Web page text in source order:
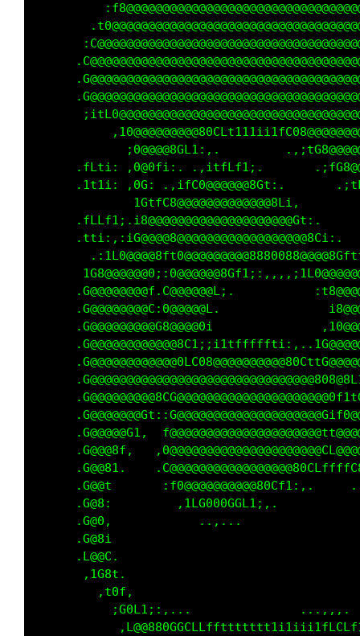
;0@@@@8GL1:,.
.fLti: ,0@0fi:. .,itfLf1;.
.1t1i: ,0G: .,ifC0@@@@@@8Gt:.
1GtfC8@@@@@@@@@@@@@8Li,
.fLLf1;.i8@@@@@@@@@@@@@@@@@@@@Gt:.
.G@@@@@@@@f.C@@@@@@L;.
.G@@@@@@@@C:0@@@@@L.
.G@@@@@@@@@G8@@@@0i
.G@@@@@G1,
.G@@@8f,
.G@@81.
.G@@t       :f0@@@@@@@@@@80Cf1:,.
.G@8:         ,1LG000GGL1;,.
.G@0,            ..,...
.G@8i
.L@@C.
,1G8t.
,t0f,
;G0L1;:,...